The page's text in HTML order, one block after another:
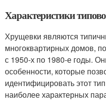
Характеристики
Хрущевки являются
многоквартирных домов,
с 1950-х по 1980-е годы.
особенности, которые
идентифицировать этот
наиболее характерных